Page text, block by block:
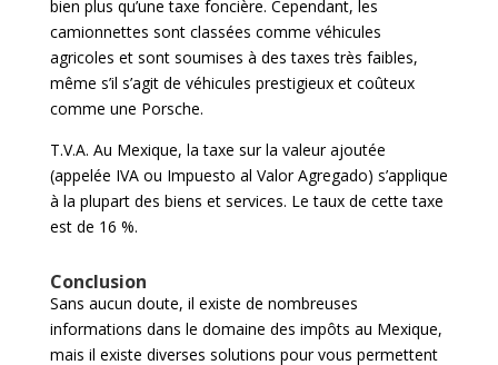
bien plus qu’une taxe foncière. Cependant, les
camionnettes sont classées comme véhicules
agricoles et sont soumises à des taxes très faibles,
même s’il s’agit de véhicules prestigieux et coûteux
comme une Porsche.
T.V.A. Au Mexique, la taxe sur la valeur ajoutée
(appelée IVA ou Impuesto al Valor Agregado) s’applique
à la plupart des biens et services. Le taux de cette taxe
est de 16 %.
Conclusion
Sans aucun doute, il existe de nombreuses
informations dans le domaine des impôts au Mexique,
mais il existe diverses solutions pour vous permettent